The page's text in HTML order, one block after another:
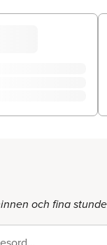
och fina